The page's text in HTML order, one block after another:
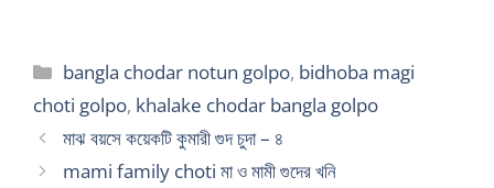
Categories
bangla chodar notun golpo, bidhoba magi
choti golpo, khalake chodar bangla golpo
মাঝ বয়সে কয়েকটি কুমারী গুদ চুদা – ৪
mami family choti মা ও মামী গুদের খনি